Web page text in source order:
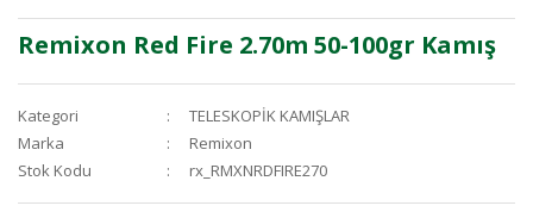
Remixon Red Fire 2.70m 50-100gr Kamış
Kategori
TELESKOPİK KAMIŞLAR
Marka
Remixon
Stok Kodu
rx_RMXNRDFIRE270